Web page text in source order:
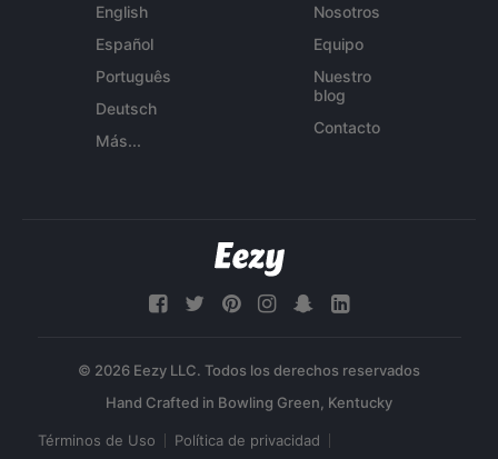
English
Español
Português
Deutsch
Más...
Nosotros
Equipo
Nuestro
blog
Contacto
© 2026 Eezy LLC. Todos los derechos reservados
Términos de Uso Política de privacidad